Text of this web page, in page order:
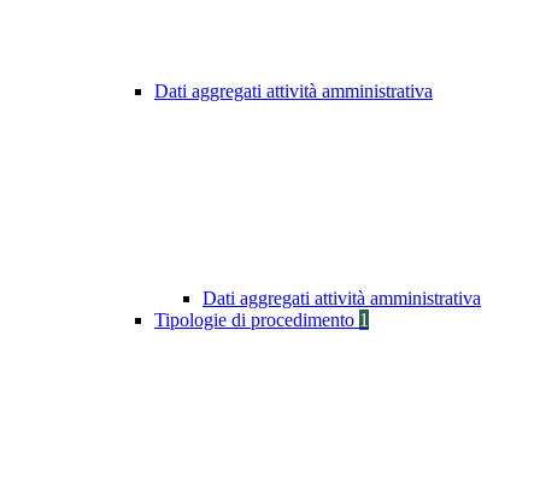
Dati aggregati attività amministrativa
Dati aggregati attività amministrativa
Tipologie di procedimento 1